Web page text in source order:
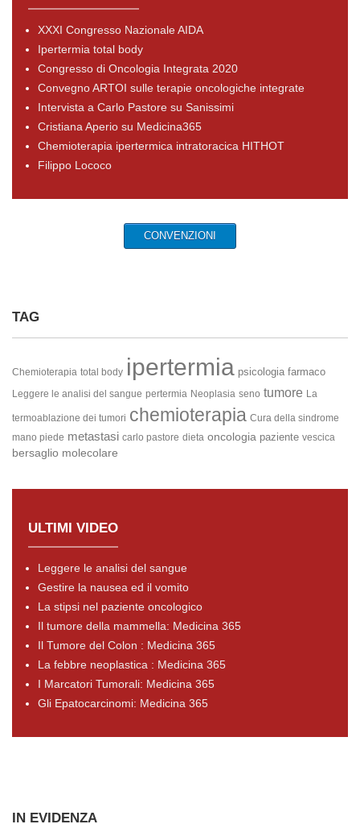
XXXI Congresso Nazionale AIDA
Ipertermia total body
Congresso di Oncologia Integrata 2020
Convegno ARTOI sulle terapie oncologiche integrate
Intervista a Carlo Pastore su Sanissimi
Cristiana Aperio su Medicina365
Chemioterapia ipertermica intratoracica HITHOT
Filippo Lococo
CONVENZIONI
TAG
Chemioterapia total body ipertermia psicologia farmaco
Leggere le analisi del sangue pertermia Neoplasia seno tumore La
termoablazione dei tumori chemioterapia Cura della sindrome
mano piede metastasi carlo pastore dieta oncologia paziente vescica
bersaglio molecolare
ULTIMI VIDEO
Leggere le analisi del sangue
Gestire la nausea ed il vomito
La stipsi nel paziente oncologico
Il tumore della mammella: Medicina 365
Il Tumore del Colon : Medicina 365
La febbre neoplastica : Medicina 365
I Marcatori Tumorali: Medicina 365
Gli Epatocarcinomi: Medicina 365
IN EVIDENZA